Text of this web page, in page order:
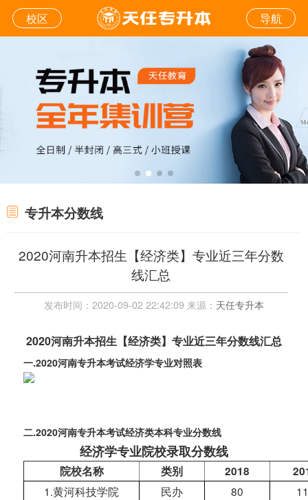
校区 导航
专升本分数线
2020河南升本招生【经济类】专业近三年分数
线汇总
发布时间：2020-09-02 22:42:09 来源： 天任专升本
2020河南升本招生【经济类】专业近三年分数线汇总
一.2020河南专升本考试经济学专业对照表
二.2020河南专升本考试经济类本科专业分数线
经济学专业院校录取分数线
院校名称 类别 2018
1.黄河科技学院
民办 80